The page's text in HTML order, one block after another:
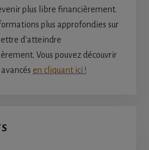
plus libre financièrement.
plus approfondies sur
d'atteindre
Vous pouvez découvrir
en cliquant ici !